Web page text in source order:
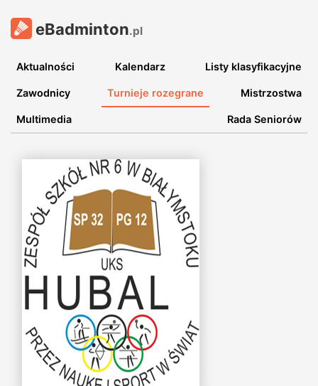
eBadminton.pl
Aktualności Kalendarz Listy klasyfikacyjne
Zawodnicy Turnieje rozegrane Mistrzostwa
Multimedia Rada Seniorów